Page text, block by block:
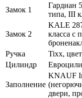
Замок 1
Гардиан
типа, III
Замок 2
KALE
класса с
Ручка
Tixx,
Цилиндр
Заполнение
KNAUF
двери,